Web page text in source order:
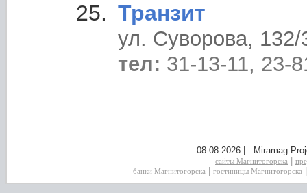
Транзит
ул. Суворова, 132/
тел: 31-13-11, 23-
08-08-2026 | Miramag
сайты Магнитогорска
банки Магнитогорска
гостиницы Магнитогорска